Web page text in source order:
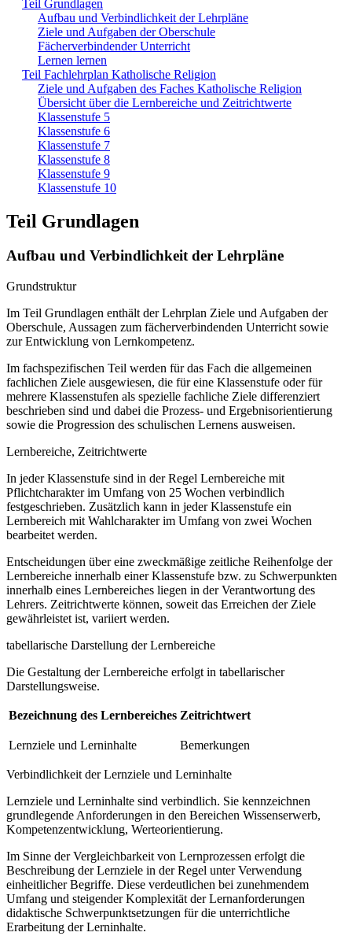
Teil Grundlagen
Aufbau und Verbindlichkeit der Lehrpläne
Ziele und Aufgaben der Oberschule
Fächerverbindender Unterricht
Lernen lernen
Teil Fachlehrplan Katholische Religion
Ziele und Aufgaben des Faches Katholische Religion
Übersicht über die Lernbereiche und Zeitrichtwerte
Klassenstufe 5
Klassenstufe 6
Klassenstufe 7
Klassenstufe 8
Klassenstufe 9
Klassenstufe 10
Teil Grundlagen
Aufbau und Verbindlichkeit der Lehrpläne
Grundstruktur
Im Teil Grundlagen enthält der Lehrplan Ziele und Aufgaben der
Oberschule, Aussagen zum fächerverbindenden Unterricht sowie
zur Entwicklung von Lernkompetenz.
Im fachspezifischen Teil werden für das Fach die allgemeinen
fachlichen Ziele ausgewiesen, die für eine Klassenstufe oder für
mehrere Klassenstufen als spezielle fachliche Ziele differenziert
beschrieben sind und dabei die Prozess- und Ergebnisorientierung
sowie die Progression des schulischen Lernens ausweisen.
Lernbereiche, Zeitrichtwerte
In jeder Klassenstufe sind in der Regel Lernbereiche mit
Pflichtcharakter im Umfang von 25 Wochen verbindlich
festgeschrieben. Zusätzlich kann in jeder Klassenstufe ein
Lernbereich mit Wahlcharakter im Umfang von zwei Wochen
bearbeitet werden.
Entscheidungen über eine zweckmäßige zeitliche Reihenfolge der
Lernbereiche innerhalb einer Klassenstufe bzw. zu Schwerpunkten
innerhalb eines Lernbereiches liegen in der Verantwortung des
Lehrers. Zeitrichtwerte können, soweit das Erreichen der Ziele
gewährleistet ist, variiert werden.
tabellarische Darstellung der Lernbereiche
Die Gestaltung der Lernbereiche erfolgt in tabellarischer
Darstellungsweise.
Bezeichnung des Lernbereiches Zeitrichtwert
Lernziele und Lerninhalte Bemerkungen
Verbindlichkeit der Lernziele und Lerninhalte
Lernziele und Lerninhalte sind verbindlich. Sie kennzeichnen
grundlegende Anforderungen in den Bereichen Wissenserwerb,
Kompetenzentwicklung, Werteorientierung.
Im Sinne der Vergleichbarkeit von Lernprozessen erfolgt die
Beschreibung der Lernziele in der Regel unter Verwendung
einheitlicher Begriffe. Diese verdeutlichen bei zunehmendem
Umfang und steigender Komplexität der Lernanforderungen
didaktische Schwerpunktsetzungen für die unterrichtliche
Erarbeitung der Lerninhalte.